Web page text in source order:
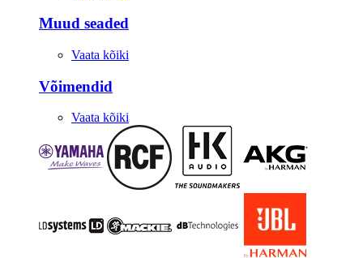
Muud seaded
Vaata kõiki
Võimendid
Vaata kõiki